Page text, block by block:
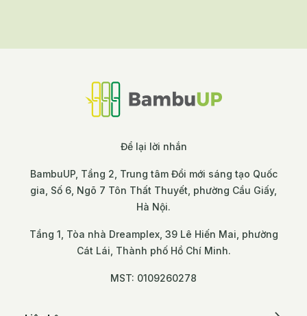
lực và giải quyết triệt để bài toán chi phí. Tuần
đến 4 gương mặt startup AI thực chiến nhất,
giúp các nhà xưởng tự tin chuyển mình và
giành lợi thế cạnh tranh khốc liệt trên chuỗi
Để lại lời nhắn
BambuUP, Tầng 2, Trung tâm Đổi mới sáng tạo Quốc
gia, Số 6, Ngõ 7 Tôn Thất Thuyết, phường Cầu Giấy,
Hà Nội.
Tầng 1, Tòa nhà Dreamplex, 39 Lê Hiến Mai, phường
Cát Lái, Thành phố Hồ Chí Minh.
MST: 0109260278